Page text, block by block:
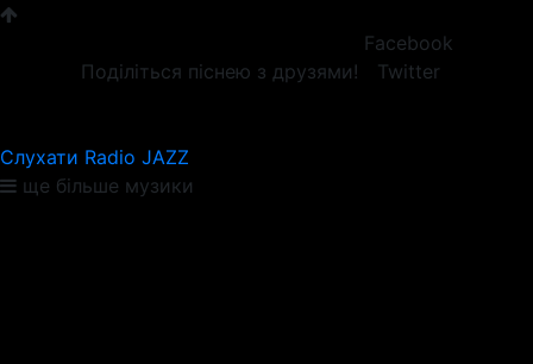
Поділіться піснею з друзями!
Facebook
Twitter
Слухати Radio JAZZ
ще більше музики